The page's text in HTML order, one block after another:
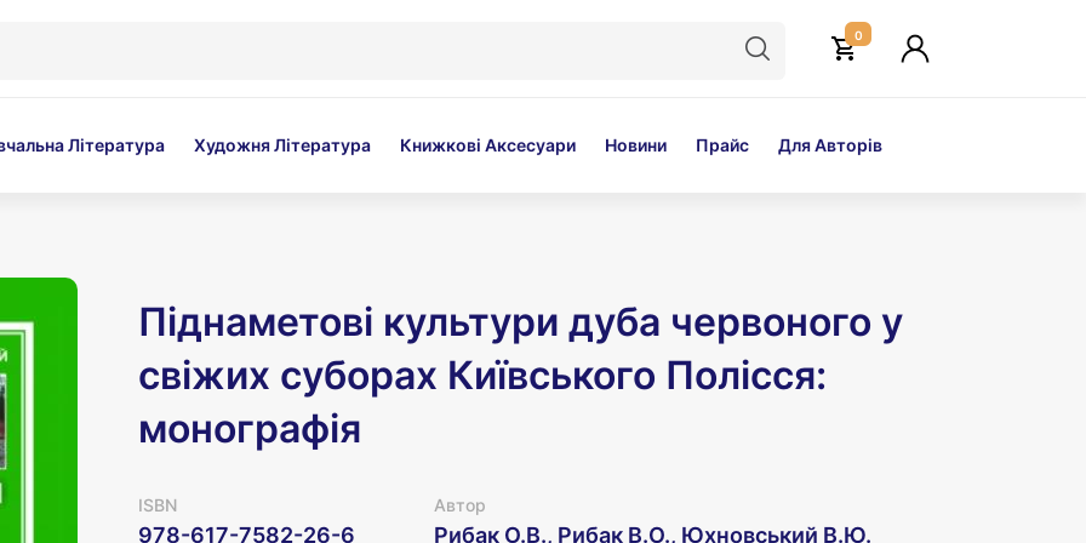
0
Література Художня Література Книжкові Аксесуари Новини Прайс Для Авторів
Піднаметові культури дуба червоного у
свіжих суборах Київського Полісся:
монографія
ISBN
978-617-7582-26-6
Автор
Рибак О.В., Рибак В.О., Юхновський В.Ю.